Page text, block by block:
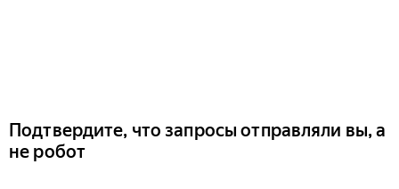
Подтвердите, что запросы отправляли вы, а
не робот